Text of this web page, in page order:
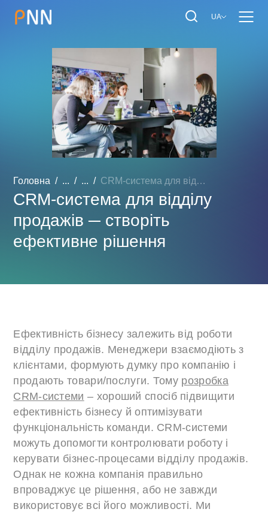
UA
Головна ... ... CRM-система для відділу п...
CRM-система для відділу
продажів ─ створіть
ефективне рішення
Ефективність бізнесу залежить від роботи
відділу продажів. Менеджери взаємодіють з
клієнтами, формують думку про компанію і
продають товари/послуги. Тому розробка
CRM-системи – хороший спосіб підвищити
ефективність бізнесу й оптимізувати
функціональність команди. CRM-системи
можуть допомогти контролювати роботу і
керувати бізнес-процесами відділу продажів.
Однак не кожна компанія правильно
впроваджує це рішення, або не завжди
використовує всі його можливості. Ми